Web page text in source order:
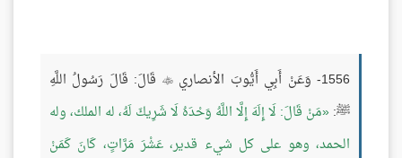
1556- وَعَنْ أَبِي أَيُّوبَ الأنصاري  قَالَ: قَالَ رَسُولُ اللَّهِ
ﷺ: مَنْ قَالَ: لَا إِلَهَ إِلَّا اللَّهُ وَحْدَهُ لَا شَرِيكَ لَهُ، له الملك، وله
الحمد، وهو على كل شيء قدير، عَشْرَ مَرَّاتٍ، كَانَ كَمَنْ